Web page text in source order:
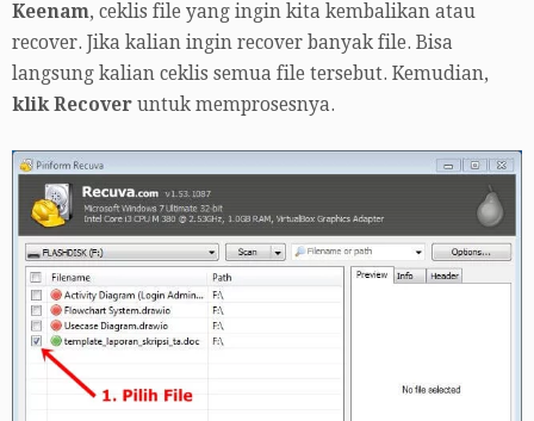
Keenam, ceklis file yang ingin kita kembalikan atau
recover. Jika kalian ingin recover banyak file. Bisa
langsung kalian ceklis semua file tersebut. Kemudian,
klik Recover untuk memprosesnya.